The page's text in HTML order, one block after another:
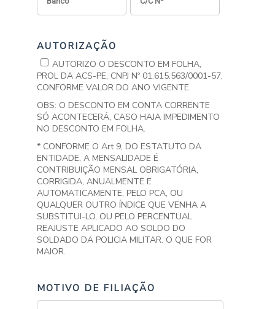
AUTORIZAÇÃO
AUTORIZO O DESCONTO EM FOLHA,
PROL DA ACS-PE, CNPJ Nº 01.615.563/0001-57,
CONFORME VALOR DO ANO VIGENTE.
OBS: O DESCONTO EM CONTA CORRENTE
SÓ ACONTECERÁ, CASO HAJA IMPEDIMENTO
NO DESCONTO EM FOLHA.
* CONFORME O Art 9, DO ESTATUTO DA
ENTIDADE, A MENSALIDADE É
CONTRIBUIÇÃO MENSAL OBRIGATÓRIA,
CORRIGIDA, ANUALMENTE E
AUTOMATICAMENTE, PELO PCA, OU
QUALQUER OUTRO ÍNDICE QUE VENHA A
SUBSTITUI-LO, OU PELO PERCENTUAL
REAJUSTE APLICADO AO SOLDO DO
SOLDADO DA POLICIA MILITAR. O QUE FOR
MAIOR.
MOTIVO DE FILIAÇÃO